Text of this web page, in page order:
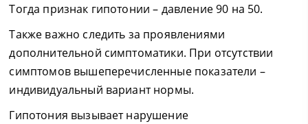
Тогда признак гипотонии – давление 90 на 50.
Также важно следить за проявлениями
дополнительной симптоматики. При отсутствии
симптомов вышеперечисленные показатели –
индивидуальный вариант нормы.
Гипотония вызывает нарушение